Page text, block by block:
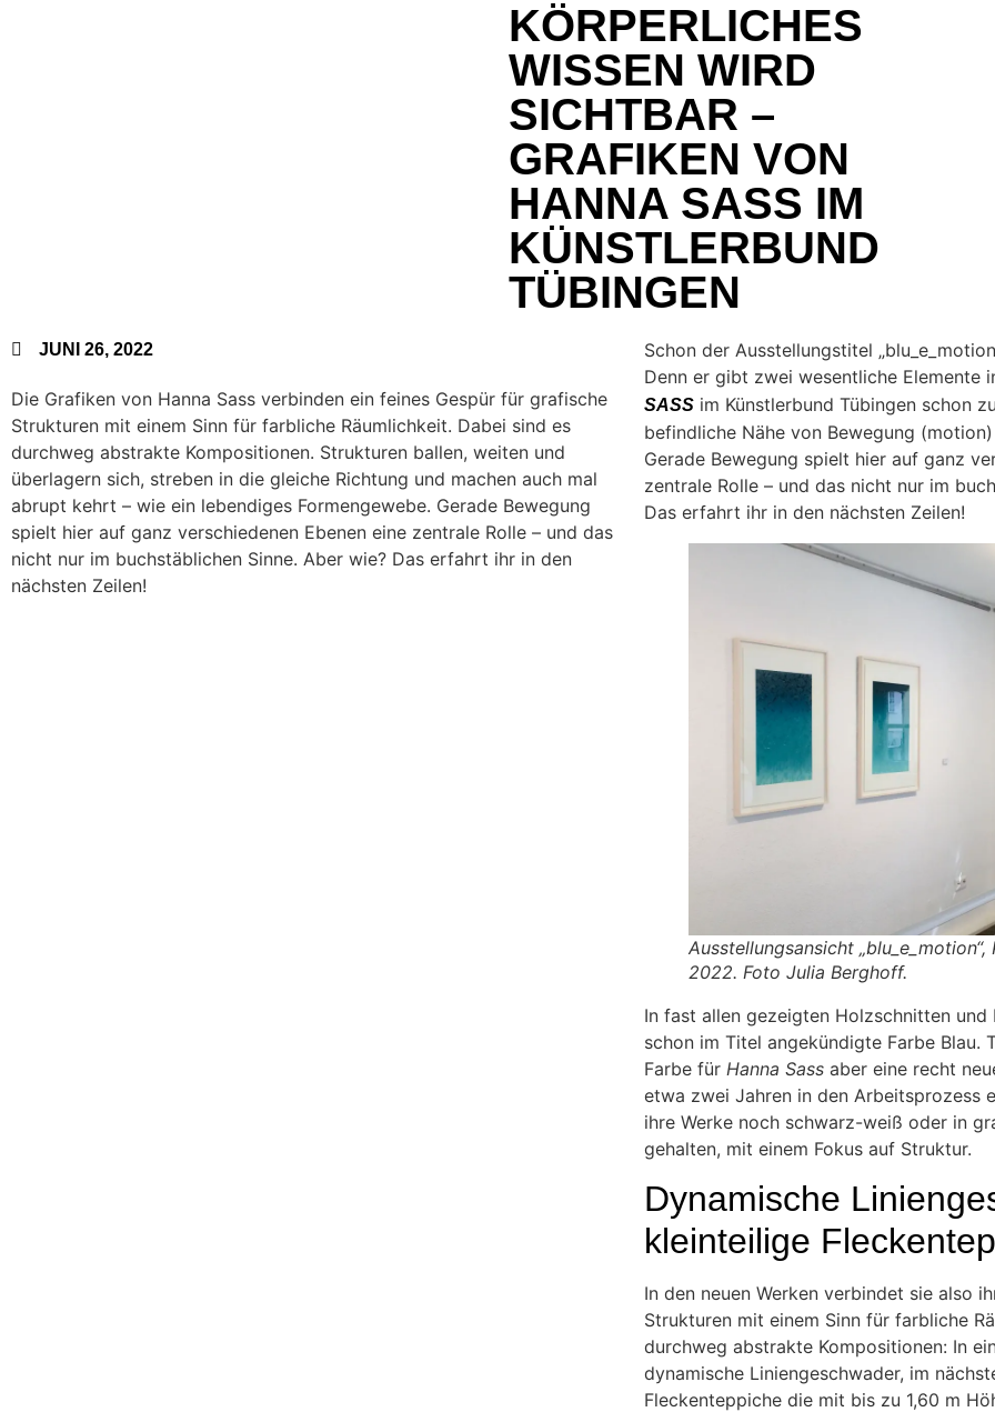
KÖRPERLICHES
WISSEN WIRD
SICHTBAR –
GRAFIKEN VON
HANNA SASS IM
KÜNSTLERBUND
TÜBINGEN
JUNI 26, 2022
Die Grafiken von Hanna Sass verbinden ein feines Gespür für grafische
Strukturen mit einem Sinn für farbliche Räumlichkeit. Dabei sind es
durchweg abstrakte Kompositionen. Strukturen ballen, weiten und
überlagern sich, streben in die gleiche Richtung und machen auch mal
abrupt kehrt – wie ein lebendiges Formengewebe. Gerade Bewegung
spielt hier auf ganz verschiedenen Ebenen eine zentrale Rolle – und das
nicht nur im buchstäblichen Sinne. Aber wie? Das erfahrt ihr in den
nächsten Zeilen!
Schon der Ausstellungstitel
Denn er gibt zwei wesentliche Elemente
SASS im Künstlerbund Tübingen schon
befindliche Nähe von Bewegung
Gerade Bewegung spielt hier auf ganz
zentrale Rolle – und das nicht nur im
Das erfahrt ihr in den nächsten Zeilen!
Ausstellungsansicht
2022. Foto Julia Berghoff.
In fast allen gezeigten Holzschnitten
schon im Titel angekündigte Farbe Blau.
Farbe für Hanna Sass aber eine recht
etwa zwei Jahren in den Arbeitsprozess
ihre Werke noch schwarz-weiß oder in
gehalten, mit einem Fokus auf Struktur.
Dynamische
kleinteilige
In den neuen Werken verbindet sie also
Strukturen mit einem Sinn für farbliche
durchweg abstrakte Kompositionen: In
dynamische Liniengeschwader, im
Fleckenteppiche die mit bis zu 1,60 m